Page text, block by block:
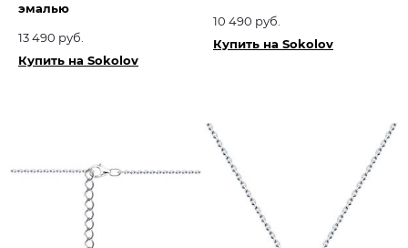
эмалью
13 490 руб.
Купить на Sokolov
10 490 руб.
Купить на Sokolov